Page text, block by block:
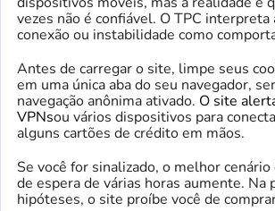
vezes não é confiável. O TPC interpreta
conexão ou instabilidade como
Antes de carregar o site, limpe seus
em uma única aba do seu navegador,
navegação anônima ativado. O site
VPNsou vários dispositivos para
alguns cartões de crédito em mãos.
Se você for sinalizado, o melhor
de espera de várias horas aumente. Na
hipóteses, o site proíbe você de